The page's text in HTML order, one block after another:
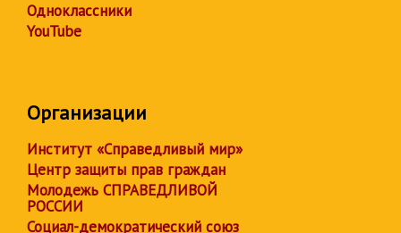
Одноклассники
YouTube
Организации
Институт «Справедливый мир»
Центр защиты прав граждан
Молодежь СПРАВЕДЛИВОЙ
РОССИИ
Социал-демократический союз